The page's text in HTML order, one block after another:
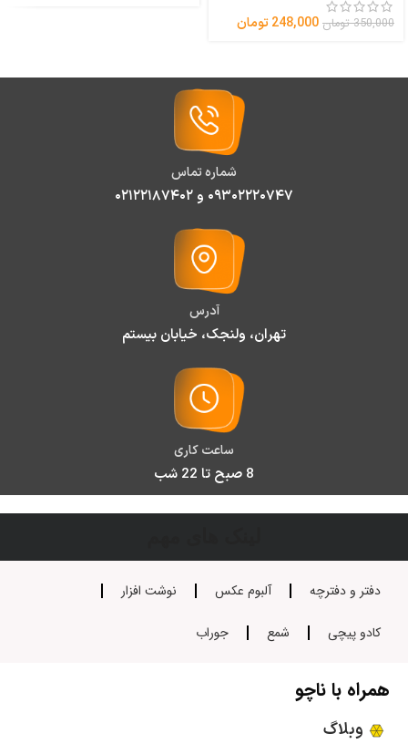
350,000 تومان 248,000تومان
شماره تماس
۰۹۳۰۲۲۲۰۷۴۷ و ۰۲۱۲۲۱۸۷۴۰۲
آدرس
تهران، ولنجک، خیابان بیستم
ساعت کاری
8 صبح تا 22 شب
دفتر و دفترچه آلبوم عکس نوشت افزار
کادو پیچی شمع جوراب
همراه با ناچو
وبلاگ